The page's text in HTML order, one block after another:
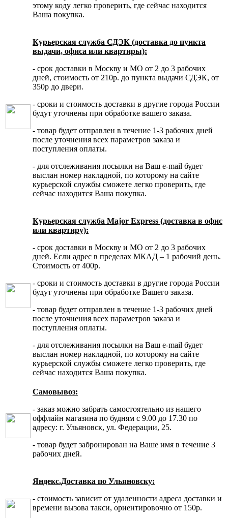
этому коду легко проверить, где сейчас находится
Ваша покупка.
Курьерская служба СДЭК (доставка до пункта
выдачи, офиса или квартиры):
- срок доставки в Москву и МО от 2 до 3 рабочих
дней, стоимость от 210р. до пункта выдачи СДЭК, от
350р до двери.
- сроки и стоимость доставки в другие города России
будут уточнены при обработке вашего заказа.
- товар будет отправлен в течение 1-3 рабочих дней
после уточнения всех параметров заказа и
поступления оплаты.
- для отслеживания посылки на Ваш e-mail будет
выслан номер накладной, по которому на сайте
курьерской службы сможете легко проверить, где
сейчас находится Ваша покупка.
Курьерская служба Major Express (доставка в офис
или квартиру):
- срок доставки в Москву и МО от 2 до 3 рабочих
дней. Если адрес в пределах МКАД – 1 рабочий день.
Стоимость от 400р.
- сроки и стоимость доставки в другие города России
будут уточнены при обработке Вашего заказа.
- товар будет отправлен в течение 1-3 рабочих дней
после уточнения всех параметров заказа и
поступления оплаты.
- для отслеживания посылки на Ваш e-mail будет
выслан номер накладной, по которому на сайте
курьерской службы сможете легко проверить, где
сейчас находится Ваша покупка.
Самовывоз:
- заказ можно забрать самостоятельно из нашего
оффлайн магазина по будням с 9.00 до 17.30 по
адресу: г. Ульяновск, ул. Федерации, 25.
- товар будет забронирован на Ваше имя в течение 3
рабочих дней.
Яндекс.Доставка по Ульяновску:
- стоимость зависит от удаленности адреса доставки и
времени вызова такси, ориентировочно от 150р.